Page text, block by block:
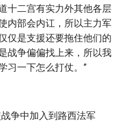
十二宫有实力外其他各层
内部会内讧，所以主力军
仅是支援还要拖住他们的
战争偏偏找上来，所以我
习一下怎么打仗。”
争中加入到路西法军